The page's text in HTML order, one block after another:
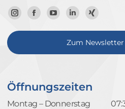
Zum
Instagram-
Zur
Facebook-
Zum
YouTube-
Kanal
Zum
LinkedIn-
Profil
Zum
Xing-
Profil
Zum
Öffnungszeiten
Montag – Donnerstag